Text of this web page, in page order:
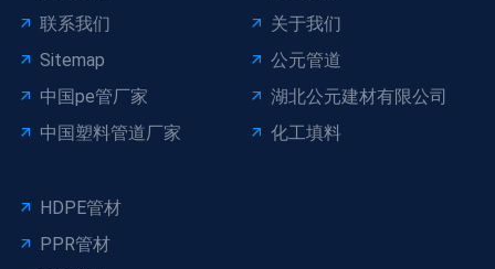
联系我们
关于我们
Sitemap
公元管道
中国pe管厂家
湖北公元建材有限公司
中国塑料管道厂家
化工填料
HDPE管材
PPR管材